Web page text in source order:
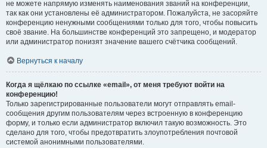
не можете напрямую изменять наименования званий на конференции,
так как они установлены её администратором. Пожалуйста, не засоряйте
конференцию ненужными сообщениями только для того, чтобы повысить
своё звание. На большинстве конференций это запрещено, и модератор
или администратор понизят значение вашего счётчика сообщений.
Вернуться к началу
Когда я щёлкаю по ссылке «email», от меня требуют войти на
конференцию!
Только зарегистрированные пользователи могут отправлять email-
сообщения другим пользователям через встроенную в конференцию
форму, и только если администратор включил такую возможность. Это
сделано для того, чтобы предотвратить злоупотребления почтовой
системой анонимными пользователями.